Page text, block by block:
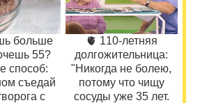
больше
55?
способ:
съедай
с
🫀 110-летняя
долгожительница:
"Никогда не болею,
потому что чищу
сосуды уже 35 лет.